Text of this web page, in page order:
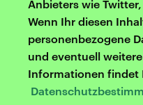
Anbieters wie
Wenn Ihr diesen
personenbezogene
und eventuell
Informationen findet